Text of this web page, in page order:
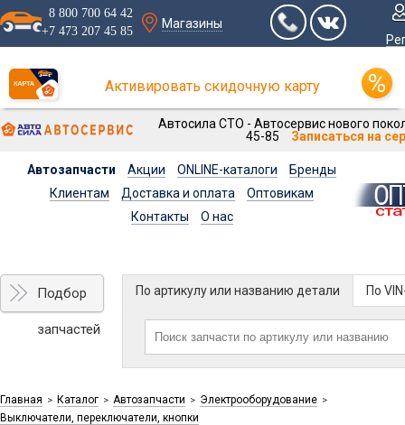
8 800 700 64 42
+7 473 207 45 85
Магазины
Активировать скидочную карту
Автосила СТО - Автосервис нового
45-85
Записаться на
Автозапчасти Акции ONLINE-каталоги
Бренды
Клиентам
Доставка и оплата
Оптовикам
Контакты
О нас
Подбор
запчастей
По артикулу или названию детали По
Главная > Каталог > Автозапчасти > Электрооборудование >
Выключатели, переключатели, кнопки